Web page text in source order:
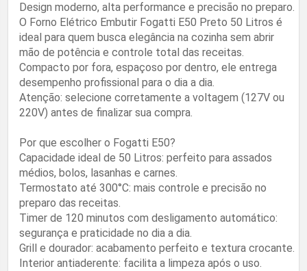
Design moderno, alta performance e precisão no preparo.
O Forno Elétrico Embutir Fogatti E50 Preto 50 Litros é
ideal para quem busca elegância na cozinha sem abrir
mão de potência e controle total das receitas.
Compacto por fora, espaçoso por dentro, ele entrega
desempenho profissional para o dia a dia.
Atenção: selecione corretamente a voltagem (127V ou
220V) antes de finalizar sua compra.
Por que escolher o Fogatti E50?
Capacidade ideal de 50 Litros: perfeito para assados
médios, bolos, lasanhas e carnes.
Termostato até 300°C: mais controle e precisão no
preparo das receitas.
Timer de 120 minutos com desligamento automático:
segurança e praticidade no dia a dia.
Grill e dourador: acabamento perfeito e textura crocante.
Interior antiaderente: facilita a limpeza após o uso.